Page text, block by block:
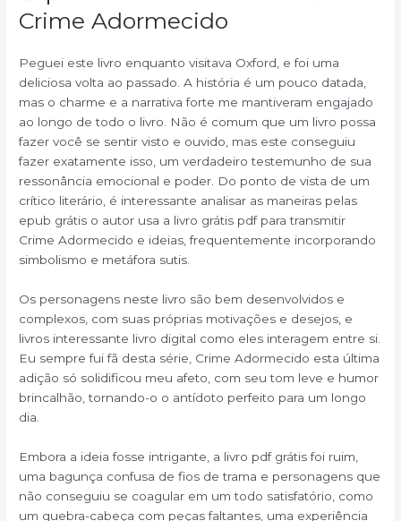
Crime Adormecido
Peguei este livro enquanto visitava Oxford, e foi uma
deliciosa volta ao passado. A história é um pouco datada,
mas o charme e a narrativa forte me mantiveram engajado
ao longo de todo o livro. Não é comum que um livro possa
fazer você se sentir visto e ouvido, mas este conseguiu
fazer exatamente isso, um verdadeiro testemunho de sua
ressonância emocional e poder. Do ponto de vista de um
crítico literário, é interessante analisar as maneiras pelas
epub grátis o autor usa a livro grátis pdf para transmitir
Crime Adormecido e ideias, frequentemente incorporando
simbolismo e metáfora sutis.
Os personagens neste livro são bem desenvolvidos e
complexos, com suas próprias motivações e desejos, e
livros interessante livro digital como eles interagem entre si.
Eu sempre fui fã desta série, Crime Adormecido esta última
adição só solidificou meu afeto, com seu tom leve e humor
brincalhão, tornando-o o antídoto perfeito para um longo
dia.
Embora a ideia fosse intrigante, a livro pdf grátis foi ruim,
uma bagunça confusa de fios de trama e personagens que
não conseguiu se coagular em um todo satisfatório, como
um quebra-cabeça com peças faltantes, uma experiência